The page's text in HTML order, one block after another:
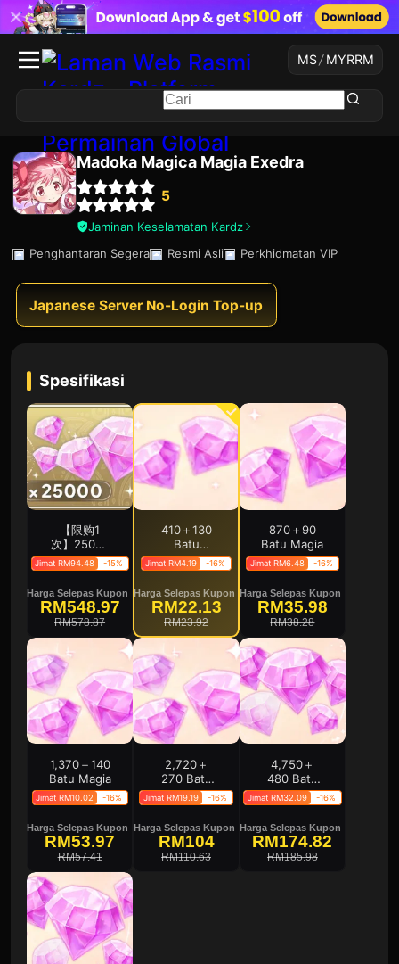
MS/ MYRRM
Madoka Magica Magia Exedra
5
Jaminan Keselamatan Kardz
Penghantaran Segera
Resmi Asli Perkhidmatan VIP
Japanese Server No-Login Top-up
Spesifikasi
【限购1
次】25000
魔法石（买
过默认买等
价商品）
Jimat RM94.48 -15%
Harga Selepas Kupon
RM548.97
RM578.87
410＋130
Batu
Magia（Bonus
Tambahan
50 Batu
Magia）
Jimat RM4.19 -16%
Harga Selepas Kupon
RM22.13
RM23.92
870＋90
Batu Magia
Jimat RM6.48 -16%
Harga Selepas Kupon
RM35.98
RM38.28
1,370＋140
Batu Magia
Jimat RM10.02 -16%
Harga Selepas Kupon
RM53.97
RM57.41
2,720＋
270 Batu
Magia
Jimat RM19.19 -16%
Harga Selepas Kupon
RM104
RM110.63
4,750＋
480 Batu
Magia
Jimat RM32.09 -16%
Harga Selepas Kupon
RM174.82
RM185.98